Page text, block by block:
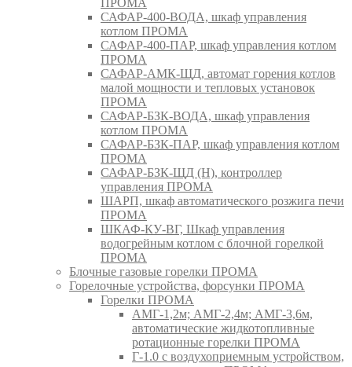
ПРОМА
САФАР-400-ВОДА, шкаф управления
котлом ПРОМА
САФАР-400-ПАР, шкаф управления котлом
ПРОМА
САФАР-АМК-ЩД, автомат горения котлов
малой мощности и тепловых установок
ПРОМА
САФАР-БЗК-ВОДА, шкаф управления
котлом ПРОМА
САФАР-БЗК-ПАР, шкаф управления котлом
ПРОМА
САФАР-БЗК-ЩД (Н), контроллер
управления ПРОМА
ШАРП, шкаф автоматического розжига печи
ПРОМА
ШКАФ-КУ-ВГ, Шкаф управления
водогрейным котлом с блочной горелкой
ПРОМА
Блочные газовые горелки ПРОМА
Горелочные устройства, форсунки ПРОМА
Горелки ПРОМА
АМГ-1,2м; АМГ-2,4м; АМГ-3,6м,
автоматические жидкотопливные
ротационные горелки ПРОМА
Г-1.0 с воздухоприемным устройством,